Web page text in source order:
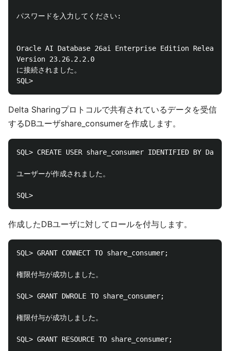
パスワードを入力してください:
Oracle AI Database 26ai Enterprise Edition Release
Version 23.26.2.2.0
に接続されました。
Delta Sharingプロトコルで共有されているデータを受信
するDBユーザshare_consumerを作成します。
SQL> CREATE USER share_consumer IDENTIFIED BY
ユーザーが作成されました。
作成したDBユーザに対してロールを付与します。
SQL> GRANT CONNECT TO share_consumer;
権限付与が成功しました。
SQL> GRANT DWROLE TO share_consumer;
権限付与が成功しました。
SQL> GRANT RESOURCE TO share_consumer;